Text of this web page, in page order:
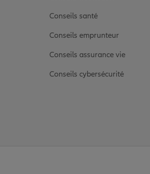
Conseils santé
Conseils emprunteur
Conseils assurance vie
Conseils cybersécurité